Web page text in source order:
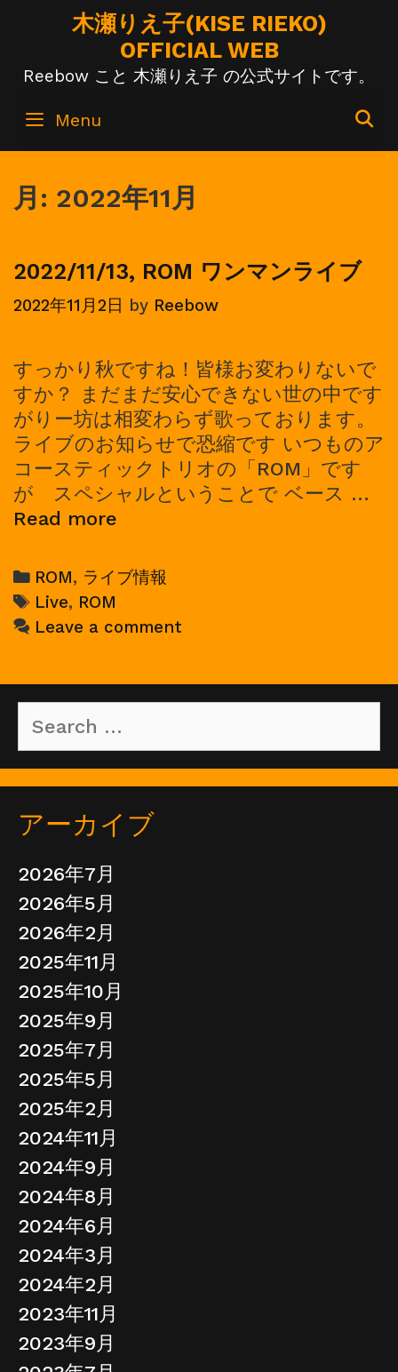
木瀬りえ子(KISE RIEKO)
OFFICIAL WEB
Reebow こと 木瀬りえ子 の公式サイトです。
Menu
月: 2022年11月
2022/11/13, ROM ワンマンライブ
2022年11月2日 by Reebow
すっかり秋ですね！皆様お変わりないで
すか？ まだまだ安心できない世の中です
がりー坊は相変わらず歌っております。
ライブのお知らせで恐縮です いつものア
コースティックトリオの「ROM」です
が スペシャルということで ベース …
Read more
ワ
ン
Categories
ROM, ライブ情報
Tags
Live, ROM
Leave a comment
for:
アーカイブ
2026年7月
2026年5月
2026年2月
2025年11月
2025年10月
2025年9月
2025年7月
2025年5月
2025年2月
2024年11月
2024年9月
2024年8月
2024年6月
2024年3月
2024年2月
2023年11月
2023年9月